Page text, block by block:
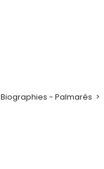
Biographies - Palmarés >